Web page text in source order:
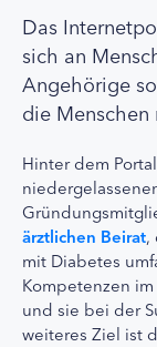
Das
sich an
Angehörige
die
Hinter dem
ärztlichen Beirat,
mit Diabetes
Kompetenzen
und sie bei der
weiteres Ziel ist